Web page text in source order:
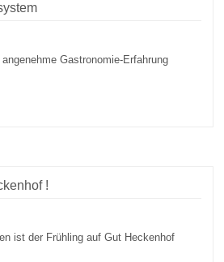
Gastronomie-Erfahrung
!
ist der Frühling auf Gut Heckenhof